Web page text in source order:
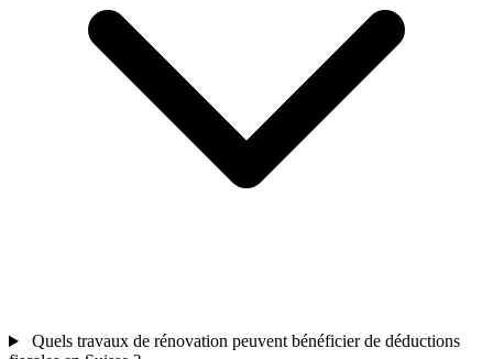
Quels travaux de rénovation peuvent bénéficier de déductions